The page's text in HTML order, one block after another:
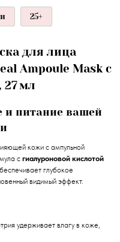
25+
для лица
Ampoule Mask с
27 мл
и питание вашей
кожи с ампульной
с гиалуроновой кислотой
глубокое
видимый эффект.
удерживает влагу в коже,